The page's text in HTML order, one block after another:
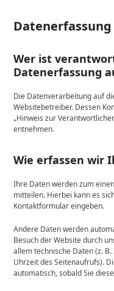
Wer ist
Datenerfassung
Die Datenverarbeitung auf
Websitebetreiber. Dessen
„Hinweis zur
entnehmen.
Wie erfassen wir
Ihre Daten werden zum
mitteilen. Hierbei kann es
Kontaktformular eingeben.
Andere Daten werden
Besuch der Website durch
allem technische Daten (z.
Uhrzeit des Seitenaufrufs).
automatisch, sobald Sie